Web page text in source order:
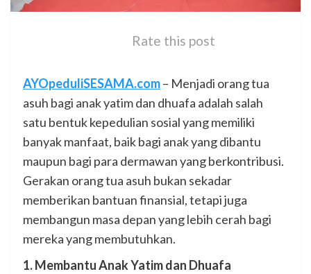
Rate this post
AYOpeduliSESAMA.com– Menjadi orang tua
asuh bagi anak yatim dan dhuafa adalah salah
satu bentuk kepedulian sosial yang memiliki
banyak manfaat, baik bagi anak yang dibantu
maupun bagi para dermawan yang berkontribusi.
Gerakan orang tua asuh bukan sekadar
memberikan bantuan finansial, tetapi juga
membangun masa depan yang lebih cerah bagi
mereka yang membutuhkan.
1. Membantu Anak Yatim dan Dhuafa